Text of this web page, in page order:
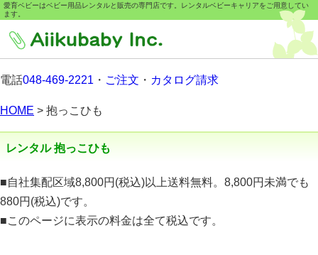
愛育ベビーはベビー用品レンタルと販売の専門店です。レンタルベビーキャリアをご用意してい
ます。
電話048-469-2221 ・ ご注文 ・ カタログ請求
HOME > 抱っこひも
レンタル 抱っこひも
■自社集配区域8,800円(税込)以上送料無料。8,800円未満でも
880円(税込)です。
■このページに表示の料金は全て税込です。